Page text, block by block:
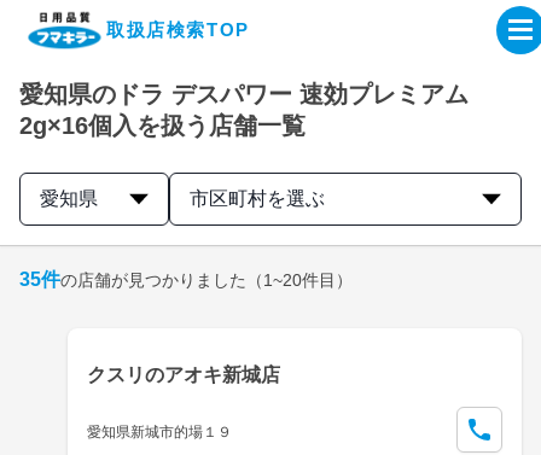
取扱店検索TOP
企業・IR情報サイト
製品情報サイト
取扱店検索はこちら
愛知県のドラ デスパワー 速効プレミアム
2g×16個入を扱う店舗一覧
愛知県 市区町村を選ぶ
35件の店舗が見つかりました （1~20件目）
クスリのアオキ新城店
愛知県新城市的場１９